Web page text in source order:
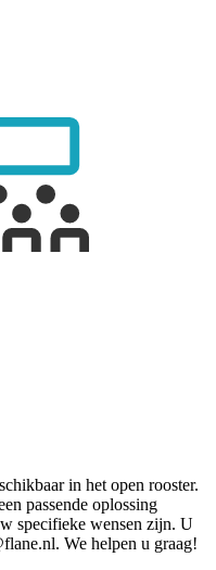
in het open rooster.
passende oplossing
specifieke wensen zijn. U
We helpen u graag!